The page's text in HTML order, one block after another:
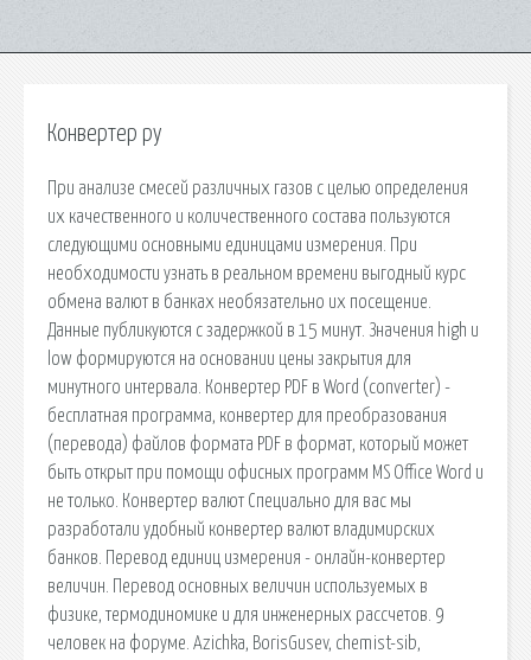
Конвертер ру
При анализе смесей различных газов с целью определения
их качественного и количественного состава пользуются
следующими основными единицами измерения. При
необходимости узнать в реальном времени выгодный курс
обмена валют в банках необязательно их посещение.
Данные публикуются с задержкой в 15 минут. Значения high и
low формируются на основании цены закрытия для
минутного интервала. Конвертер PDF в Word (converter) -
бесплатная программа, конвертер для преобразования
(перевода) файлов формата PDF в формат, который может
быть открыт при помощи офисных программ MS Office Word и
не только. Конвертер валют Специально для вас мы
разработали удобный конвертер валют владимирских
банков. Перевод единиц измерения - онлайн-конвертер
величин. Перевод основных величин используемых в
физике, термодиномике и для инженерных рассчетов. 9
человек на форуме. Azichka, BorisGusev, chemist-sib,